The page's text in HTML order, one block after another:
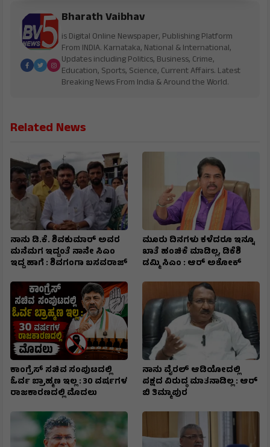
Bharath Vaibhav
is Digital Online Newspaper, Publishing Platform
From INDIA. Karnataka, National & International,
Updates including Politics, Business, Crime,
Education, Sports, Science, Current Affairs. Latest
Breaking News From India & Around the World.
Related News
ನಾನು ಡಿ.ಕೆ. ಶಿವಕುಮಾರ್ ಅವರ
ಮನೆಮಗ ಇದ್ದಂತೆ ನಾನೇ ಸಿಎಂ
ಇದ್ದ ಹಾಗೆ : ಶಿವಗಂಗಾ ಬಸವರಾಜ್
ಮೂರು ದಿನಗಳು ಕಳೆದರೂ ಇನ್ನೂ
ಖಾತೆ ಹಂಚಿಕೆ ಮಾಡಿಲ್ಲ, ಡಿಕೆಶಿ
ಡಮ್ಮಿ ಸಿಎಂ : ಆರ್ ಅಶೋಕ್
ಕಾಂಗ್ರೆಸ್ ಸಚಿವ ಸಂಪುಟದಲ್ಲಿ
ಓರ್ವ ಬ್ರಾಹ್ಮಣ ಇಲ್ಲ : 30 ವರ್ಷಗಳ
ರಾಜಕಾರಣದಲ್ಲಿ ಮೊದಲು
ನಾನು ವೈರಲ್ ಆಡಿಯೋದಲ್ಲಿ
ಪಕ್ಷದ ವಿರುದ್ಧ ಮಾತನಾಡಿಲ್ಲ : ಆರ್
ಬಿ ತಿಮ್ಮಾಪುರ